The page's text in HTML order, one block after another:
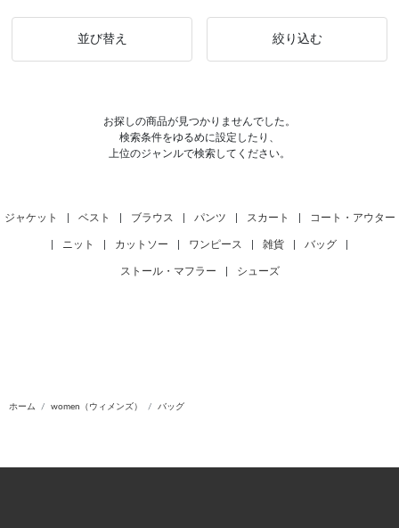
並び替え 絞り込む
お探しの商品が見つかりませんでした。
検索条件をゆるめに設定したり、
上位のジャンルで検索してください。
ジャケット ベスト ブラウス パンツ スカート コート・アウター
ニット カットソー ワンピース 雑貨 バッグ
ストール・マフラー シューズ
ホーム women（ウィメンズ） バッグ